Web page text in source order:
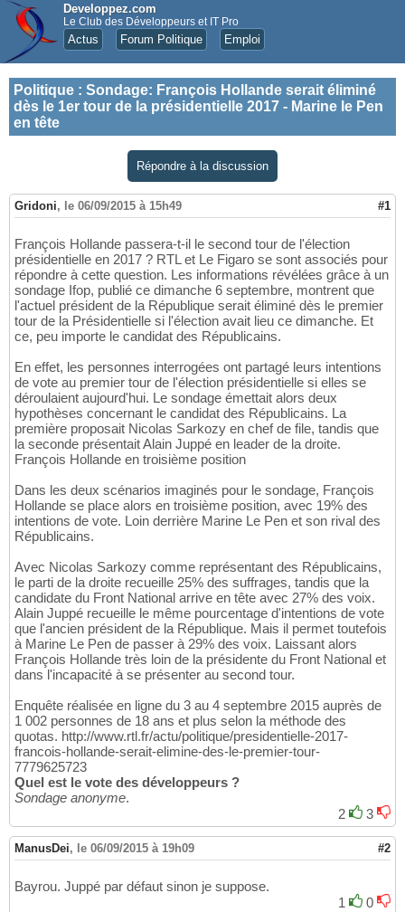
Developpez.com
Le Club des Développeurs et IT Pro
Actus Forum Politique Emploi
Politique : Sondage: François Hollande serait éliminé
dès le 1er tour de la présidentielle 2017 - Marine le Pen
en tête
Répondre à la discussion
Gridoni, le 06/09/2015 à 15h49 #1
François Hollande passera-t-il le second tour de l'élection
présidentielle en 2017 ? RTL et Le Figaro se sont associés pour
répondre à cette question. Les informations révélées grâce à un
sondage Ifop, publié ce dimanche 6 septembre, montrent que
l'actuel président de la République serait éliminé dès le premier
tour de la Présidentielle si l'élection avait lieu ce dimanche. Et
ce, peu importe le candidat des Républicains.
En effet, les personnes interrogées ont partagé leurs intentions
de vote au premier tour de l'élection présidentielle si elles se
déroulaient aujourd'hui. Le sondage émettait alors deux
hypothèses concernant le candidat des Républicains. La
première proposait Nicolas Sarkozy en chef de file, tandis que
la seconde présentait Alain Juppé en leader de la droite.
François Hollande en troisième position
Dans les deux scénarios imaginés pour le sondage, François
Hollande se place alors en troisième position, avec 19% des
intentions de vote. Loin derrière Marine Le Pen et son rival des
Républicains.
Avec Nicolas Sarkozy comme représentant des Républicains,
le parti de la droite recueille 25% des suffrages, tandis que la
candidate du Front National arrive en tête avec 27% des voix.
Alain Juppé recueille le même pourcentage d'intentions de vote
que l'ancien président de la République. Mais il permet toutefois
à Marine Le Pen de passer à 29% des voix. Laissant alors
François Hollande très loin de la présidente du Front National et
dans l'incapacité à se présenter au second tour.
Enquête réalisée en ligne du 3 au 4 septembre 2015 auprès de
1 002 personnes de 18 ans et plus selon la méthode des
quotas. http://www.rtl.fr/actu/politique/presidentielle-2017-
francois-hollande-serait-elimine-des-le-premier-tour-
7779625723
Quel est le vote des développeurs ?
Sondage anonyme.
2
3
ManusDei, le 06/09/2015 à 19h09 #2
Bayrou. Juppé par défaut sinon je suppose.
1
0